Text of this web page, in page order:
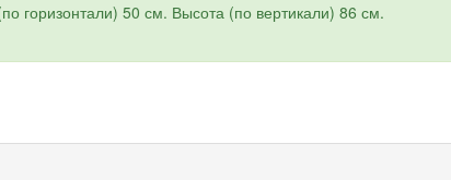
горизонтали) 50 см. Высота (по вертикали) 86 см.